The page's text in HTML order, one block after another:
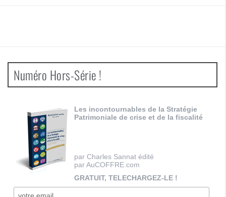
Numéro Hors-Série !
Les incontournables de la Stratégie
Patrimoniale de crise et de la fiscalité
par Charles Sannat édité
par AuCOFFRE.com
GRATUIT, TELECHARGEZ-LE !